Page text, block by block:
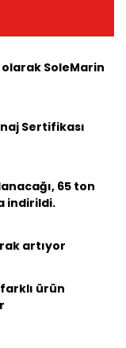
SoleMarin
Sertifikası
65 ton
indirildi.
artıyor
ürün